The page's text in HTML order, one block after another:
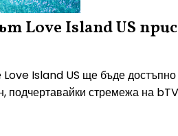
Love Island US
Island US ще бъде
подчертавайки стремежа на